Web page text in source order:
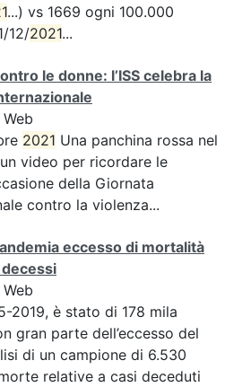
...) vs 1669 ogni 100.000
12/2021...
le donne: l’ISS celebra la
2021 Una panchina rossa nel
video per ricordare le
della Giornata
contro la violenza...
eccesso di mortalità
2019, è stato di 178 mila
gran parte dell’eccesso del
di un campione di 6.530
relative a casi deceduti